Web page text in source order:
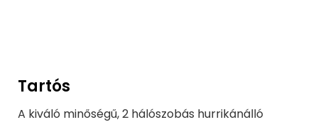
Tartós
A kiváló minőségű, 2 hálószobás hurrikánálló